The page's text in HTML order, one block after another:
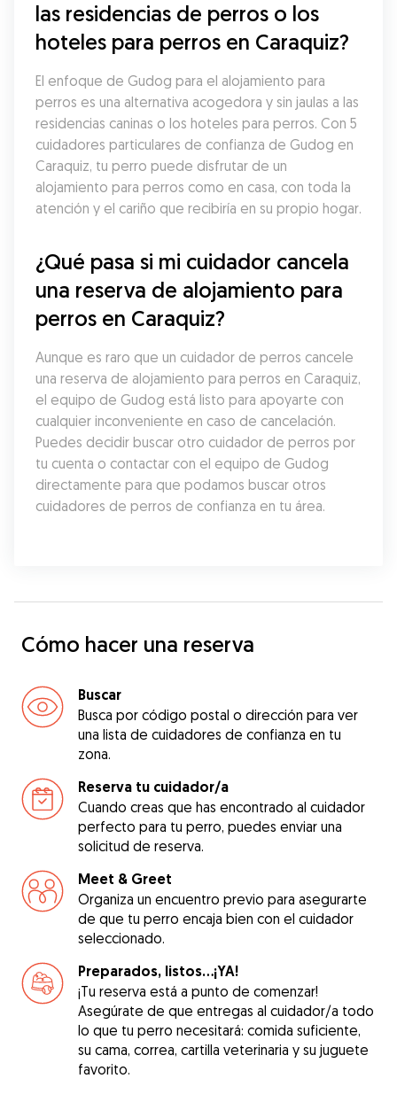
las residencias de perros o los
hoteles para perros en Caraquiz?
El enfoque de Gudog para el alojamiento para
perros es una alternativa acogedora y sin jaulas a las
residencias caninas o los hoteles para perros. Con 5
cuidadores particulares de confianza de Gudog en
Caraquiz, tu perro puede disfrutar de un
alojamiento para perros como en casa, con toda la
atención y el cariño que recibiría en su propio hogar.
¿Qué pasa si mi cuidador cancela
una reserva de alojamiento para
perros en Caraquiz?
Aunque es raro que un cuidador de perros cancele
una reserva de alojamiento para perros en Caraquiz,
el equipo de Gudog está listo para apoyarte con
cualquier inconveniente en caso de cancelación.
Puedes decidir buscar otro cuidador de perros por
tu cuenta o contactar con el equipo de Gudog
directamente para que podamos buscar otros
cuidadores de perros de confianza en tu área.
Cómo hacer una reserva
Buscar
Busca por código postal o dirección para ver
una lista de cuidadores de confianza en tu
zona.
Reserva tu cuidador/a
Cuando creas que has encontrado al cuidador
perfecto para tu perro, puedes enviar una
solicitud de reserva.
Meet & Greet
Organiza un encuentro previo para asegurarte
de que tu perro encaja bien con el cuidador
seleccionado.
Preparados, listos...¡YA!
¡Tu reserva está a punto de comenzar!
Asegúrate de que entregas al cuidador/a todo
lo que tu perro necesitará: comida suficiente,
su cama, correa, cartilla veterinaria y su juguete
favorito.